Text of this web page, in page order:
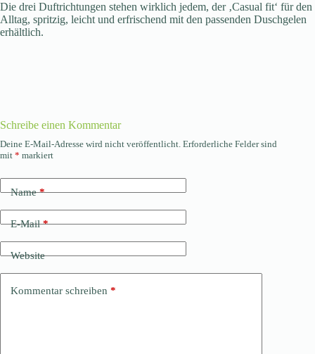
Die drei Duftrichtungen stehen wirklich jedem, der ‚Casual fit‘ für den
Alltag, spritzig, leicht und erfrischend mit den passenden Duschgelen
erhältlich.
Schreibe einen Kommentar
Deine E-Mail-Adresse wird nicht veröffentlicht. Erforderliche Felder sind
mit * markiert
Name*
E-Mail*
Website
Kommentar schreiben *